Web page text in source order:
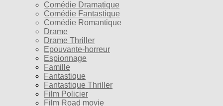
Comédie Dramatique
Comédie Fantastique
Comédie Romantique
Drame
Drame Thriller
Epouvante-horreur
Espionnage
Famille
Fantastique
Fantastique Thriller
Film Policier
Film Road movie